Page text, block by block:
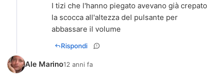
I tizi che l'hanno piegato avevano già crepato
la scocca all'altezza del pulsante per
abbassare il volume
Rispondi
Ale Marino12 anni fa